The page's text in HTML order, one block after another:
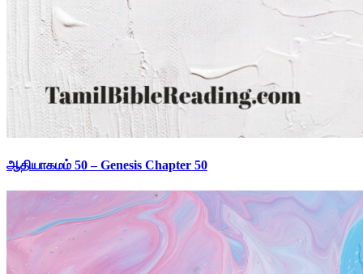
ஆதியாகமம் 50 – Genesis Chapter 50